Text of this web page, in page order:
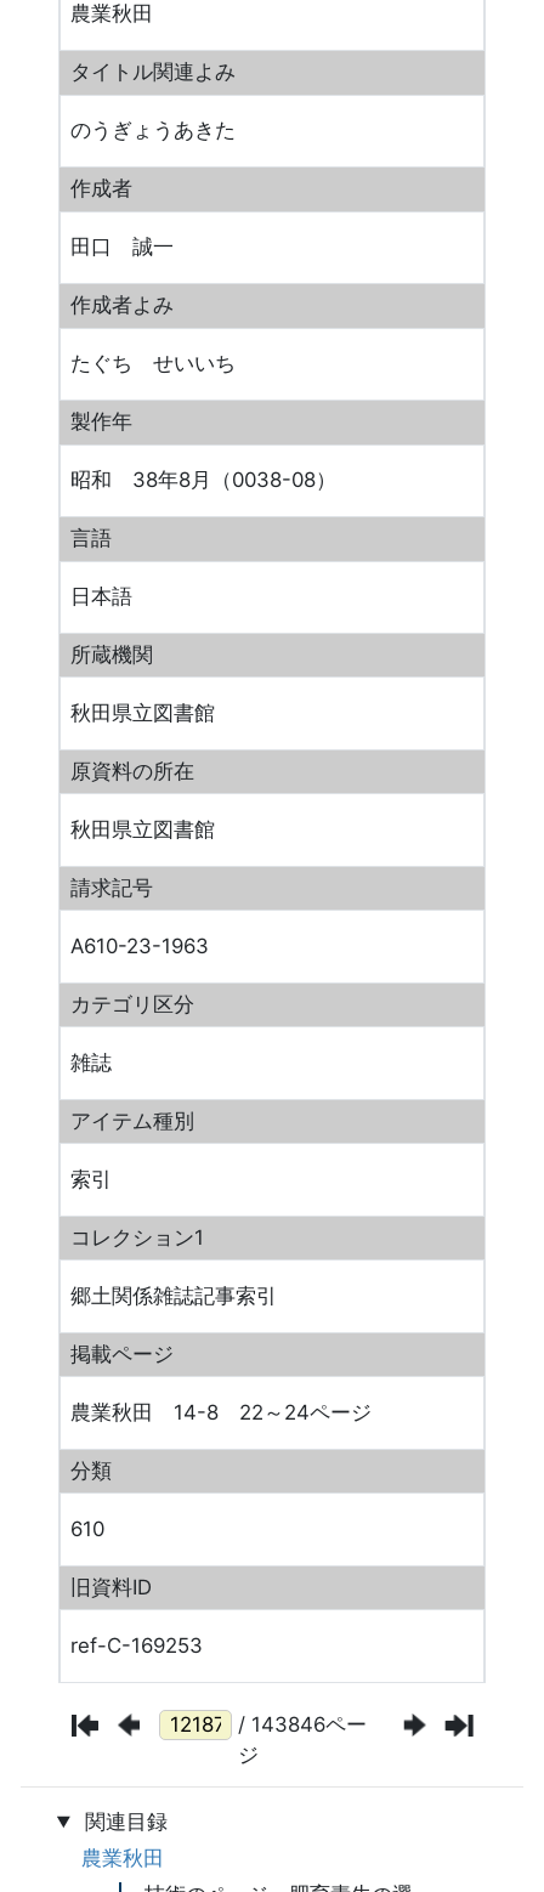
農業秋田
タイトル関連よみ
のうぎょうあきた
作成者
田口 誠一
作成者よみ
たぐち せいいち
製作年
昭和 38年8月（0038-08）
言語
日本語
所蔵機関
秋田県立図書館
原資料の所在
秋田県立図書館
請求記号
A610-23-1963
カテゴリ区分
雑誌
アイテム種別
索引
コレクション1
郷土関係雑誌記事索引
掲載ページ
農業秋田 14-8 22～24ページ
分類
610
旧資料ID
ref-C-169253
/ 143846ペー
ジ
関連目録
農業秋田